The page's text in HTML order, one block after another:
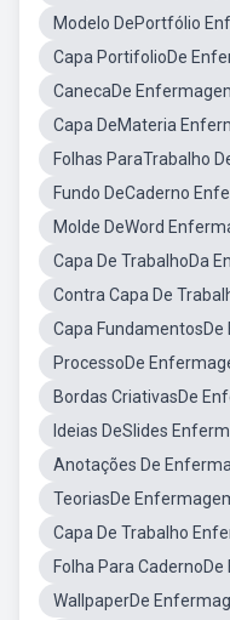
Modelo DePortfólio
Capa PortifolioDe
CanecaDe
Capa DeMateria
Folhas ParaTrabalho
Fundo DeCaderno
Molde DeWord
Capa De TrabalhoDa
Contra Capa De
Capa
ProcessoDe
Bordas CriativasDe
Ideias DeSlides
Anotações De
TeoriasDe
Capa De Trabalho
Folha Para
WallpaperDe